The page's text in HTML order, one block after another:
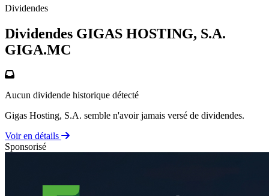
Dividendes
Dividendes GIGAS HOSTING, S.A.
GIGA.MC
Aucun dividende historique détecté
Gigas Hosting, S.A. semble n'avoir jamais versé de dividendes.
Voir en détails
Sponsorisé